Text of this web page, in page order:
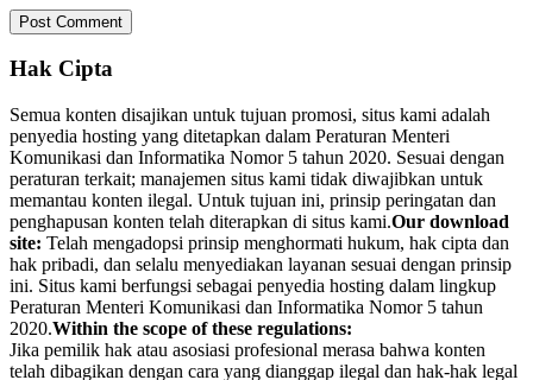
Hak Cipta
Semua konten disajikan untuk tujuan promosi, situs kami adalah
penyedia hosting yang ditetapkan dalam Peraturan Menteri
Komunikasi dan Informatika Nomor 5 tahun 2020. Sesuai dengan
peraturan terkait; manajemen situs kami tidak diwajibkan untuk
memantau konten ilegal. Untuk tujuan ini, prinsip peringatan dan
penghapusan konten telah diterapkan di situs kami.Our download
site: Telah mengadopsi prinsip menghormati hukum, hak cipta dan
hak pribadi, dan selalu menyediakan layanan sesuai dengan prinsip
ini. Situs kami berfungsi sebagai penyedia hosting dalam lingkup
Peraturan Menteri Komunikasi dan Informatika Nomor 5 tahun
2020.Within the scope of these regulations:
Jika pemilik hak atau asosiasi profesional merasa bahwa konten
telah dibagikan dengan cara yang dianggap ilegal dan hak-hak legal